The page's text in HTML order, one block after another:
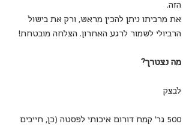
הזה.
את מרביתו ניתן להכין מראש, ורק את בישול
הרביולי לשמור לרגע האחרון. הצלחה מובטחת!
מה נצטרך?
לבצק
500 גר’ קמח דורום איכותי לפסטה (כן, חייבים